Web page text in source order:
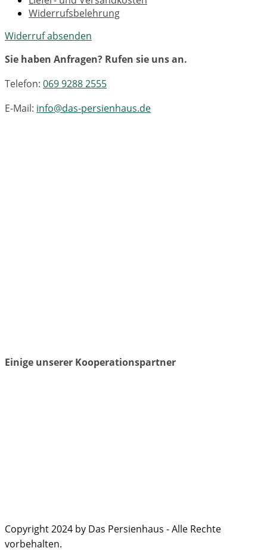
Widerrufsbelehrung
Widerruf absenden
Sie haben Anfragen? Rufen sie uns an.
Telefon: 069 9288 2555
E-Mail: info@das-persienhaus.de
Einige unserer Kooperationspartner
Copyright 2024 by Das Persienhaus - Alle Rechte
vorbehalten.